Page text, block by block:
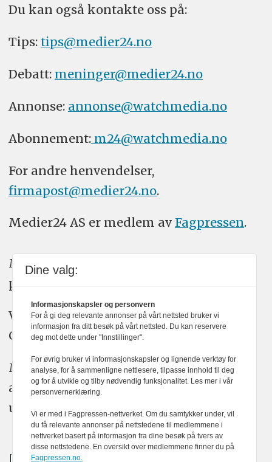
Du kan også kontakte oss på:
Tips: tips@medier24.no
Debatt: meninger@medier24.no
Annonse: annonse@watchmedia.no
Abonnement:m24@watchmedia.no
For andre henvendelser,
firmapost@medier24.no.
Medier24 AS er medlem av Fagpressen.
Medier24 arbeider etter Vær Varsom-
plakatens regler for god presseskikk.
Vi bruker KI-verktøy som ChatGPT,
Claude, og Gemini i journalistikken vår.
Medier24s redaksjon har alltid det fulle
ansvar for publisert innhold, med eller
uten bruk av kunstig intelligens.
Dine valg:
Informasjonskapsler og personvern
For å gi deg relevante annonser på vårt nettsted bruker vi
informasjon fra ditt besøk på vårt nettsted. Du kan reservere
deg mot dette under "Innstillinger".
For øvrig bruker vi informasjonskapsler og lignende verktøy for
analyse, for å sammenligne nettlesere, tilpasse innhold til deg
og for å utvikle og tilby nødvendig funksjonalitet. Les mer i vår
personvernerklæring.
Vi er med i Fagpressen-nettverket. Om du samtykker under, vil
du få relevante annonser på nettstedene til medlemmene i
nettverket basert på informasjon fra dine besøk på tvers av
disse nettstedene. En oversikt over medlemmene finner du på
Fagpressen.no.